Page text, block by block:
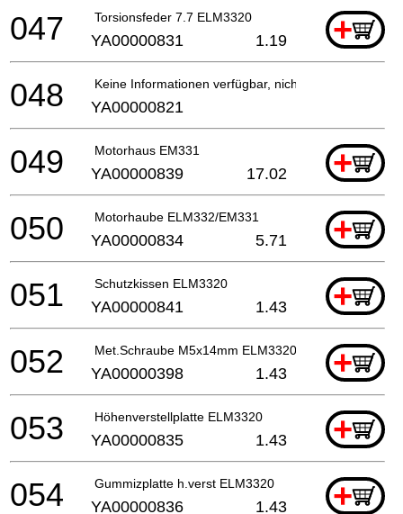
Torsionsfeder 7.7 ELM3320 +
047 YA00000831 1.19
Keine Informationen verfügbar, nicht bestellbar
048 YA00000821
Motorhaus EM331 +
049 YA00000839 17.02
Motorhaube ELM332/EM331 +
050 YA00000834 5.71
Schutzkissen ELM3320 +
051 YA00000841 1.43
Met.Schraube M5x14mm ELM3320 +
052 YA00000398 1.43
Höhenverstellplatte ELM3320 +
053 YA00000835 1.43
Gummizplatte h.verst ELM3320 +
054 YA00000836 1.43